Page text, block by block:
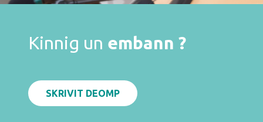
Kinnig un embann ?
SKRIVIT DEOMP